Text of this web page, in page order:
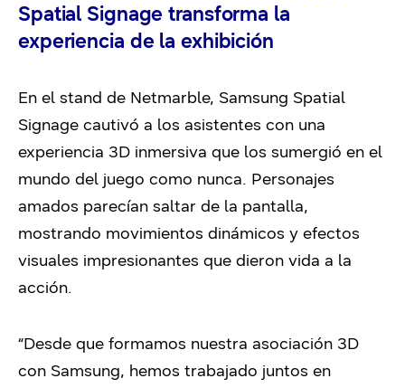
Spatial Signage transforma la
experiencia de la exhibición
En el stand de Netmarble, Samsung Spatial
Signage cautivó a los asistentes con una
experiencia 3D inmersiva que los sumergió en el
mundo del juego como nunca. Personajes
amados parecían saltar de la pantalla,
mostrando movimientos dinámicos y efectos
visuales impresionantes que dieron vida a la
acción.
“Desde que formamos nuestra asociación 3D
con Samsung, hemos trabajado juntos en